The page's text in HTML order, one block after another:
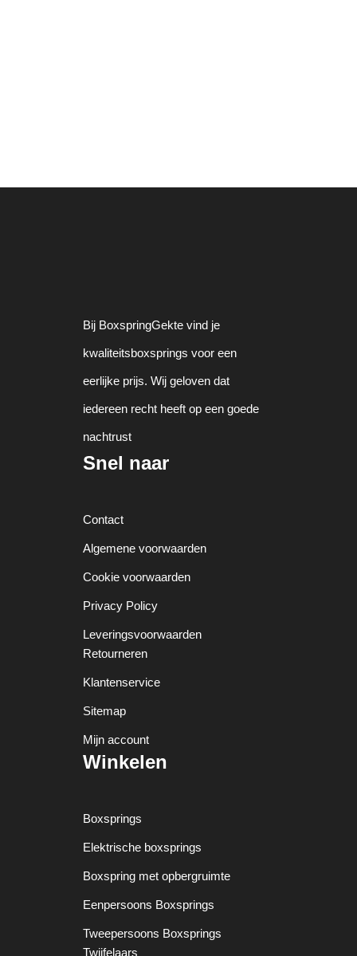
Bij BoxspringGekte vind je
kwaliteitsboxsprings voor een
eerlijke prijs. Wij geloven dat
iedereen recht heeft op een goede
nachtrust
Snel naar
Contact
Algemene voorwaarden
Cookie voorwaarden
Privacy Policy
Leveringsvoorwaarden
Retourneren
Klantenservice
Sitemap
Mijn account
Winkelen
Boxsprings
Elektrische boxsprings
Boxspring met opbergruimte
Eenpersoons Boxsprings
Tweepersoons Boxsprings
Twijfelaars